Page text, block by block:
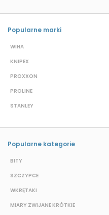
Popularne marki
WIHA
KNIPEX
PROXXON
PROLINE
STANLEY
Popularne kategorie
BITY
SZCZYPCE
WKRĘTAKI
MIARY ZWIJANE KRÓTKIE